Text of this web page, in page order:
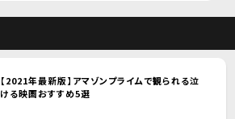
【2021年最新版】アマゾンプライムで観られる泣
ける映画おすすめ5選